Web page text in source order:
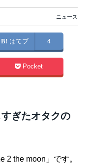
ニュース
はてブ 4
Pocket
ぎたオタクの
2 the moon」です。